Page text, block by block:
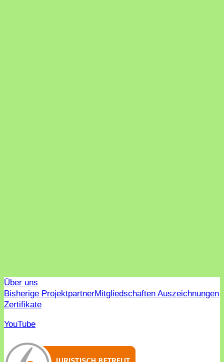
Über uns
Bisherige ProjektpartnerMitgliedschaften Auszeichnungen
Zertifikate
YouTube